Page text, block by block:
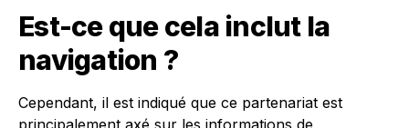
Est-ce que cela inclut la
navigation ?
Cependant, il est indiqué que ce partenariat est
principalement axé sur les informations de